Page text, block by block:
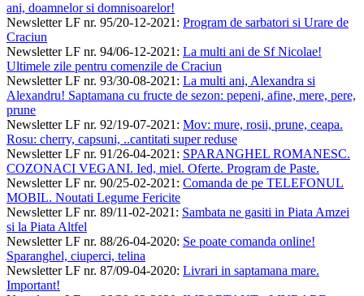
ani, doamnelor si domnisoarelor!
Newsletter LF nr. 95/20-12-2021 : Program de sarbatori si Urare de
Craciun
Newsletter LF nr. 94/06-12-2021 : La multi ani de Sf Nicolae!
Ultimele zile pentru comenzile de Craciun
Newsletter LF nr. 93/30-08-2021 : La multi ani, Alexandra si
Alexandru! Saptamana cu fructe de sezon: pepeni, afine, mere, pere,
prune
Newsletter LF nr. 92/19-07-2021 : Mov: mure, rosii, prune, ceapa.
Rosu: cherry, capsuni, ..cantitati super reduse
Newsletter LF nr. 91/26-04-2021 : SPARANGHEL ROMANESC.
COZONACI VEGANI. Ied, miel. Oferte. Program de Paste.
Newsletter LF nr. 90/25-02-2021 : Comanda de pe TELEFONUL
MOBIL. Noutati Legume Fericite
Newsletter LF nr. 89/11-02-2021 : Sambata ne gasiti in Piata Amzei
si la Piata Altfel
Newsletter LF nr. 88/26-04-2020: Se poate comanda online!
Sparanghel, ciuperci, telina
Newsletter LF nr. 87/09-04-2020: Livrari in saptamana mare.
Important!